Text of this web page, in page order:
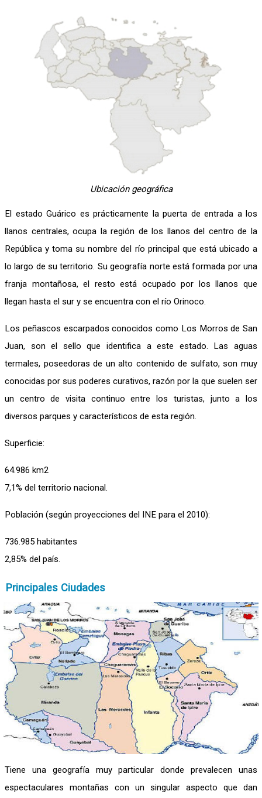
Ubicación geográfica
El estado Guárico es prácticamente la puerta de entrada a los
llanos centrales, ocupa la región de los llanos del centro de la
República y toma su nombre del río principal que está ubicado a
lo largo de su territorio. Su geografía norte está formada por una
franja montañosa, el resto está ocupado por los llanos que
llegan hasta el sur y se encuentra con el río Orinoco.
Los peñascos escarpados conocidos como Los Morros de San
Juan, son el sello que identifica a este estado. Las aguas
termales, poseedoras de un alto contenido de sulfato, son muy
conocidas por sus poderes curativos, razón por la que suelen ser
un centro de visita continuo entre los turistas, junto a los
diversos parques y característicos de esta región.
Superficie:
64.986 km2
7,1% del territorio nacional.
Población (según proyecciones del INE para el 2010):
736.985 habitantes
2,85% del país.
Principales Ciudades
Tiene una geografía muy particular donde prevalecen unas
espectaculares montañas con un singular aspecto que dan